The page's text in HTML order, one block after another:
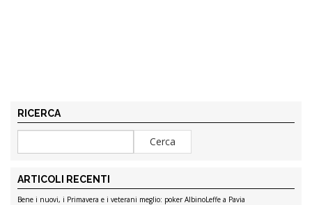
RICERCA
ARTICOLI RECENTI
Bene i nuovi, i Primavera e i veterani meglio: poker AlbinoLeffe a Pavia